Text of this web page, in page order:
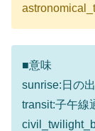
■意味
sunrise:日の
transit:子午線